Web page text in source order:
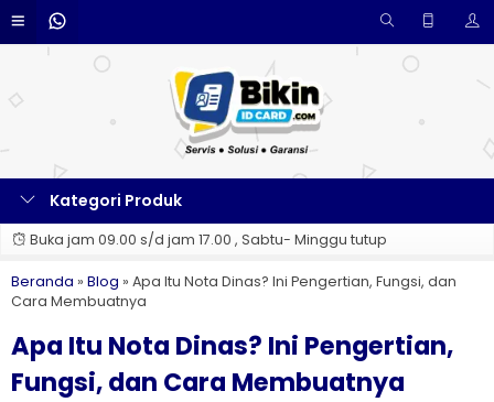
Kategori Produk
Buka jam 09.00 s/d jam 17.00 , Sabtu- Minggu tutup
Beranda » Blog » Apa Itu Nota Dinas? Ini Pengertian, Fungsi, dan
Cara Membuatnya
Apa Itu Nota Dinas? Ini Pengertian,
Fungsi, dan Cara Membuatnya